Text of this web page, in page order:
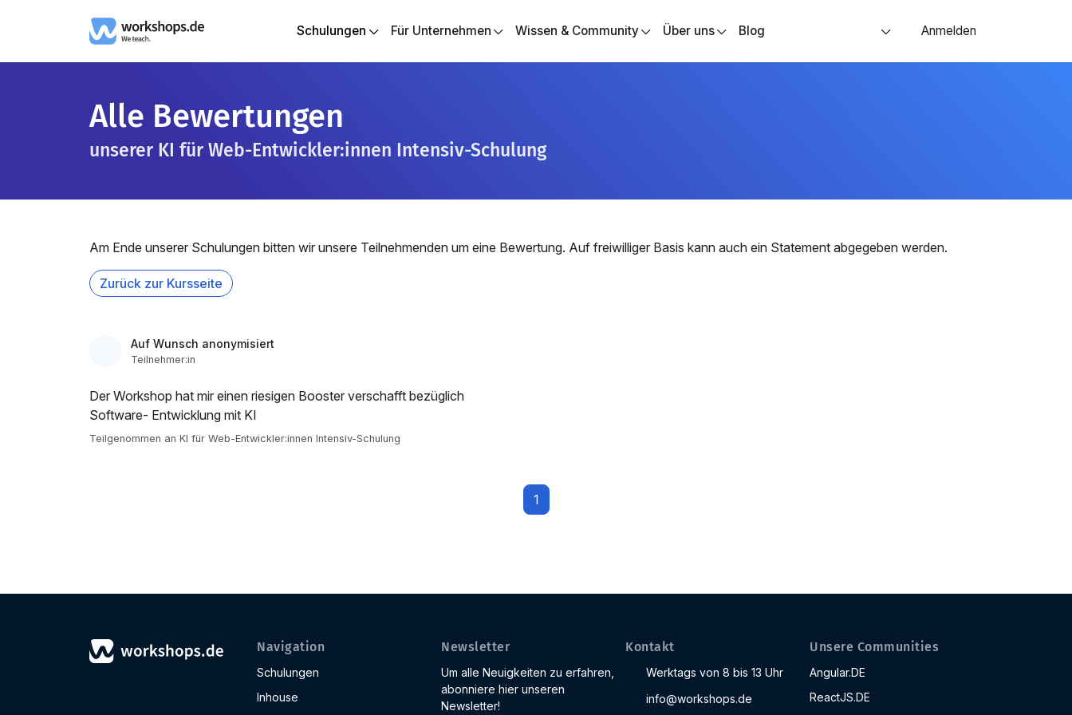
Schulungen Für Unternehmen Wissen & Community Über uns Blog Anmelden
Alle Bewertungen
unserer KI für Web-Entwickler:innen Intensiv-Schulung
Am Ende unserer Schulungen bitten wir unsere Teilnehmenden um eine Bewertung. Auf freiwilliger Basis kann auch ein Statement abgegeben werden.
Zurück zur Kursseite
Auf Wunsch anonymisiert
Teilnehmer:in
Der Workshop hat mir einen riesigen Booster verschafft bezüglich
Software- Entwicklung mit KI
Teilgenommen an KI für Web-Entwickler:innen Intensiv-Schulung
1
Navigation
Schulungen
Inhouse
Newsletter
Um alle Neuigkeiten zu erfahren,
abonniere hier unseren
Newsletter!
Kontakt
Werktags von 8 bis 13 Uhr
info@workshops.de
Unsere Communities
Angular.DE
ReactJS.DE